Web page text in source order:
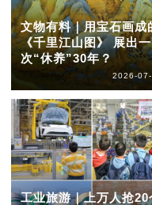
文物有料｜用宝石画成
《千里江山图》 展出一
次“休养”30年？
2026-
工业旅游｜上万人抢20